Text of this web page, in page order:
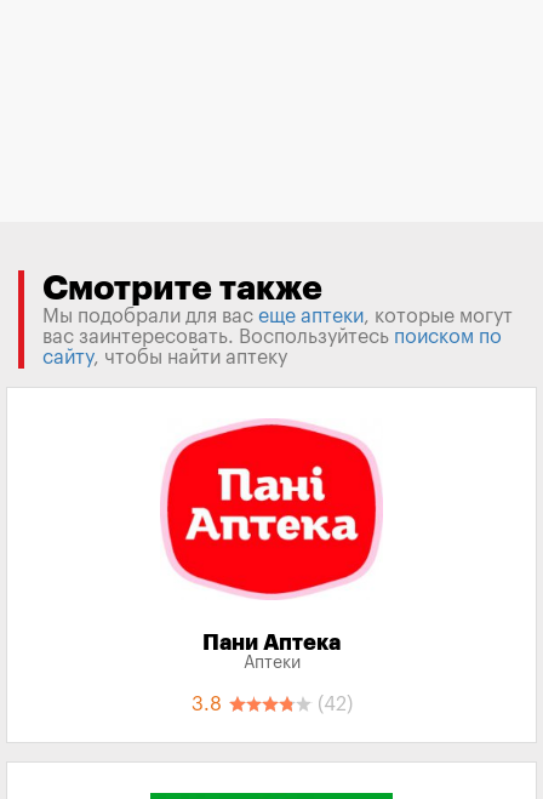
Смотрите также
Мы подобрали для вас еще аптеки, которые могут
вас заинтересовать. Воспользуйтесь поиском по
сайту, чтобы найти аптеку
Пани Аптека
Аптеки
3.8 (42)